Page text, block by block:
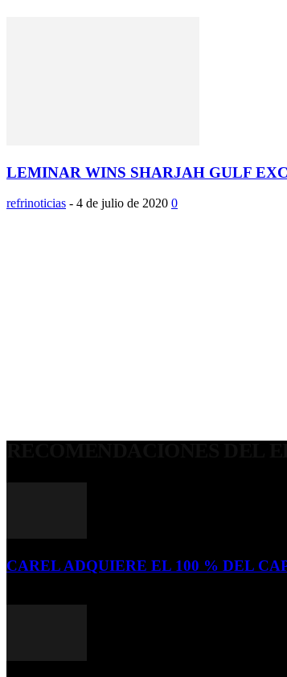
LEMINAR WINS SHARJAH GULF
refrinoticias - 4 de julio de 2020 0
CAREL ADQUIERE EL 100 % DEL